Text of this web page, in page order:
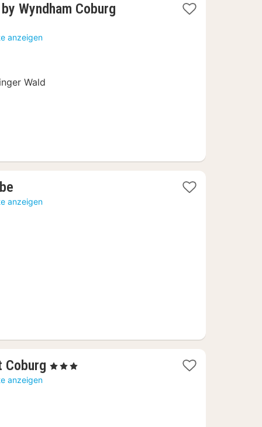
Wyndham Coburg
anzeigen
Wald
Nacht
anzeigen
Coburg 1
, 3 Sterne
anzeigen